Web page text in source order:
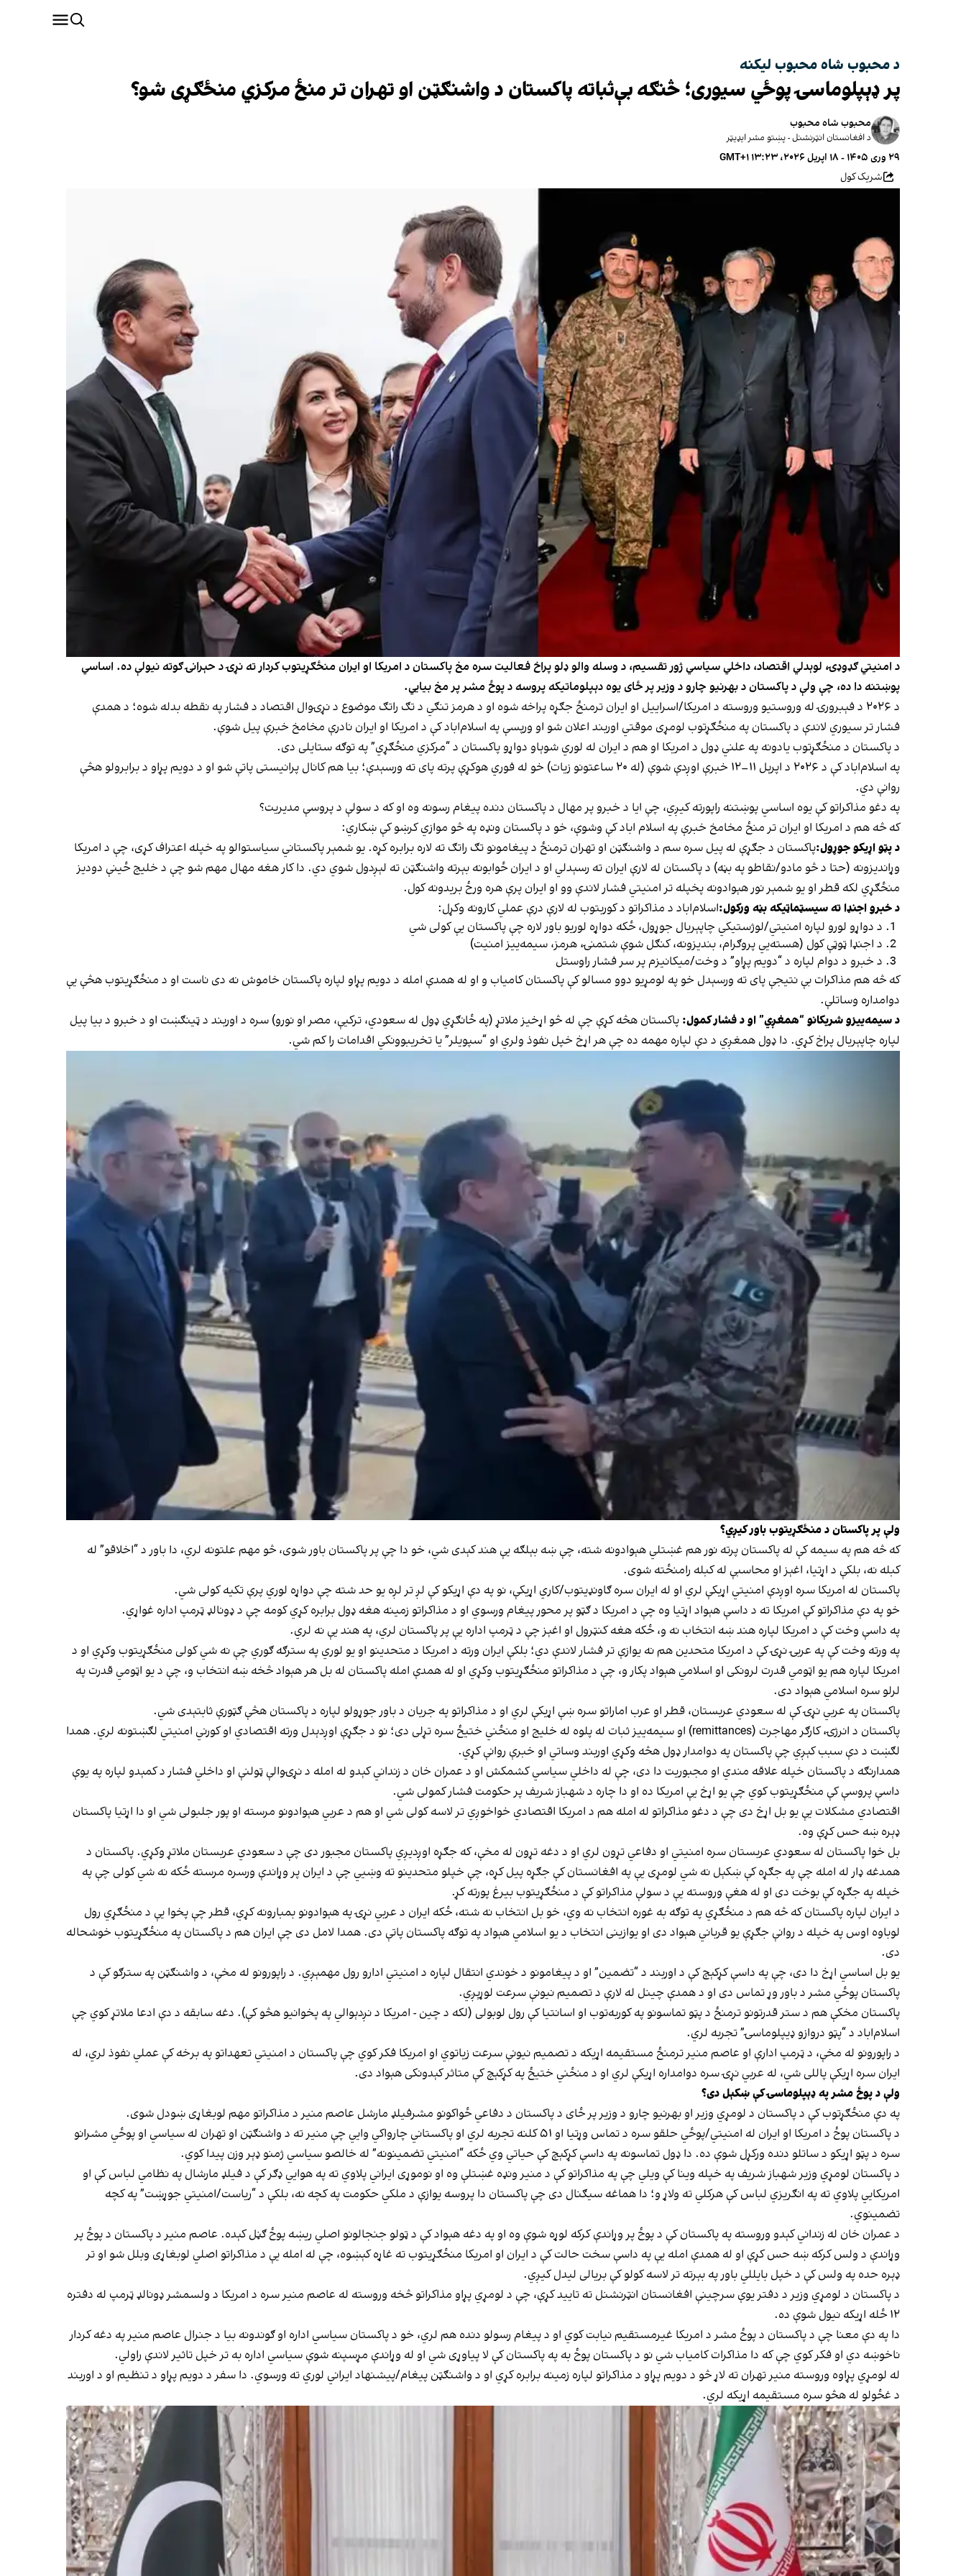
د محبوب شاه محبوب لیکنه
پر ډېپلوماسۍ پوځي سیوری؛ څنګه بې‌ثباته پاکستان د واشنګټن او تهران تر منځ مرکزي منځګړی شو؟
محبوب‌ شاه محبوب
د افغانستان انټرنشنل - پښتو مشر ایډیټر
۲۹ وری ۱۴۰۵ - ۱۸ اپریل ۲۰۲۶، ۱۳:۲۳ GMT+۱
شریک کول
د امنیتي ګډوډۍ، لوېدلي اقتصاد، داخلي سیاسي ژور تقسیم، د وسله والو ډلو پراخ فعالیت سره مخ پاکستان د امریکا او ایران منځګړیتوب کردار ته نړۍ د حېرانۍ ګوته نیولې ده. اساسي
پوښتنه دا ده، چې ولې د پاکستان د بهرنیو چارو د وزیر پر ځای یوه دېپلوماتیکه پروسه د پوځ مشر پر مخ بیايي.
د ۲۰۲۶ د فېبرورۍ له وروستیو وروسته د امریکا/اسراییل او ایران ترمنځ جګړه پراخه شوه او د هرمز تنګي د تګ راتګ موضوع د نړۍوال اقتصاد د فشار په نقطه بدله شوه؛ د همدې
فشار تر سیوري لاندې د پاکستان په منځګړتوب لومړی موقتي اوربند اعلان شو او ورپسې په اسلام‌اباد کې د امریکا او ایران نادرې مخامخ خبرې پیل شوې.
د پاکستان د منځګړتوب یادونه په علني ډول د امریکا او هم د ایران له لوري شوېاو دواړو پاکستان د “مرکزي منځګړي” په توګه ستایلی دی.
په اسلام‌اباد کې د ۲۰۲۶ د اپرېل ۱۱–۱۲ خبرې اوږدې شوې (له ۲۰ ساعتونو زیات) خو له فوري هوکړې پرته پای ته ورسېدې؛ بیا هم کانال پرانیستی پاتې شو او د دویم پړاو د برابرولو هڅې
روانې دي.
په دغو مذاکراتو کې یوه اساسي پوښتنه راپورته کیږي، چې ایا د خبرو پر مهال د پاکستان دنده پیغام رسونه وه او که د سولې د پروسې مدیریت؟
که څه هم د امریکا او ایران تر منځ مخامخ خبرې په اسلام اباد کې وشوې، خو د پاکستان ونډه په څو موازي کرښو کې ښکاري:
د پټو اړیکو جوړول:پاکستان د جګړې له پيل سره سم د واشنګټن او تهران ترمنځ د پیغامونو تګ راتګ ته لاره برابره کړه. یو شمېر پاکستاني سیاستوالو په خپله اعتراف کړی، چې د امریکا
وړاندیزونه (حتا د څو مادو/نقاطو په بڼه) د پاکستان له لارې ایران ته رسېدلي او د ایران ځوابونه بېرته واشنګټن ته لېږدول شوي دي. دا کار هغه مهال مهم شو چې د خلیج ځینې دودیز
منځګړي لکه قطر او یو شمېر نور هېوادونه پخپله تر امنیتي فشار لاندې وو او ایران پرې هره ورځ بریدونه کول.
د خبرو اجنډا ته سیسټماټیکه بڼه ورکول:اسلام‌اباد د مذاکراتو د کوربتوب له لارې درې عملي کارونه وکړل:
د دواړو لورو لپاره امنیتي/لوژستیکي چاپېریال جوړول، ځکه دواړه لوریو باور لاره چې پاکستان یې کولی شي
د اجنډا ټوټې کول (هسته‌یي پروګرام، بندیزونه، کنګل شوې شتمنۍ، هرمز، سیمه‌ییز امنیت)
د خبرو د دوام لپاره د “دویم پړاو” د وخت/میکانیزم پر سر فشار راوستل
که څه هم مذاکرات بې نتیجې پای ته ورسېدل خو په لومړیو دوو مسالو کې پاکستان کامیاب و او له همدې امله د دویم پړاو لپاره پاکستان خاموش نه دی ناست او د منځګړیتوب هڅې یې
دوامداره وساتلې.
د سیمه‌ییزو شریکانو “همغږي” او د فشار کمول: پاکستان هڅه کړې چې له څو اړخیز ملاتړ (په ځانګړي ډول له سعودي، ترکیې، مصر او نورو) سره د اوربند د ټینګښت او د خبرو د بیا پیل
لپاره چاپېریال پراخ کړي. دا ډول همغږي د دې لپاره مهمه ده چې هر اړخ خپل نفوذ ولري او “سپویلر” یا تخریبوونکي اقدامات را کم شي.
ولې پر پاکستان د منځګړیتوب باور کیږي؟
که څه هم په سیمه کې له پاکستان پرته نور هم غښتلي هېوادونه شته، چې ښه بېلګه یې هند کېدی شي، خو دا چې پر پاکستان باور شوی، څو مهم علتونه لري، دا باور د “اخلاقو” له
کبله نه، بلکې د اړتیا، اغېز او محاسبې له کبله رامنځته شوی.
پاکستان له امریکا سره اوږدې امنیتي اړیکې لري او له ایران سره ګاونډیتوب/کاري اړیکې، نو په دې اړیکو کې لږ تر لږه یو حد شته چې دواړه لوري پرې تکیه کولی شي.
خو په دې مذاکراتو کې امریکا ته د داسې هېواد اړتیا وه چې د امریکا د ګټو پر محور پیغام ورسوي او د مذاکراتو زمینه هغه ډول برابره کړي کومه چې د ډونالډ ټرمپ اداره غواړي.
په داسې وخت کې د امریکا لپاره هند ښه انتخاب نه و، ځکه هغه کنټرول او اغېز چې د ټرمپ اداره یې پر پاکستان لري، په هند یې نه لري.
په ورته وخت کې په عربۍ نړۍ کې د امریکا متحدین هم نه یوازې تر فشار لاندې دي؛ بلکې ایران ورته د امریکا د متحدینو او یو لوري په سترګه ګوري چې نه شي کولی منځګړیتوب وکړي او د
امریکا لپاره هم یو اټومي قدرت لرونکی او اسلامي هېواد پکار و، چې د مذاکراتو منځګړیتوب وکړي او له همدې امله پاکستان له بل هر هېواد څخه ښه انتخاب و، چې د یو اټومي قدرت په
لرلو سره اسلامي هېواد دی.
پاکستان په عربي نړۍ کې له سعودي عربستان، قطر او عرب اماراتو سره ښې اړیکې لري او د مذاکراتو په جریان د باور جوړولو لپاره د پاکستان هڅې ګټورې ثابتېدی شي.
پاکستان د انرژۍ، کارګر مهاجرت (remittances) او سیمه‌ییز ثبات له پلوه له خلیج او منځني ختیځ سره تړلی دی؛ نو د جګړې اوږدېدل ورته اقتصادي او کورني امنیتي لګښتونه لري. همدا
لګښت د دې سبب کېږي چې پاکستان په دوامدار ډول هڅه وکړي اوربند وساتي او خبرې روانې کړي.
همدارنګه د پاکستان خپله علاقه مندي او مجبوریت دا دی، چې له داخلي سیاسي کشمکش او د عمران خان د زنداني کېدو له امله د نړۍوالې ټولنې او داخلي فشار د کمېدو لپاره په یوې
داسې پروسې کې منځګړیتوب کوي چې یو اړخ یې امریکا ده او دا چاره د شهباز شریف پر حکومت فشار کمولی شي.
اقتصادي مشکلات یې یو بل اړخ دی چې د دغو مذاکراتو له امله هم د امریکا اقتصادي خواخوږي تر لاسه کولی شي او هم د عربي هېوادونو مرسته او پور جلبولی شي او دا اړتیا پاکستان
ډېره ښه حس کړې وه.
بل خوا پاکستان له سعودي عربستان سره امنیتي او دفاعي تړون لري او د دغه تړون له مخې، که جګړه اوږدیږي پاکستان مجبور دی چې د سعودي عربستان ملاتړ وکړي. پاکستان د
همدغه ډار له امله چې په جګړه کې ښکېل نه شي لومړی یې په افغانستان کې جګړه پیل کړه، چې خپلو متحدینو ته وښيي چې د ایران پر وړاندې ورسره مرسته ځکه نه شي کولی چې په
خپله په جګړه کې بوخت دی او له هغې وروسته یې د سولې مذاکراتو کې د منځګړیتوب بیرغ پورته کړ.
د ایران لپاره پاکستان که څه هم د منځګړي په توګه به غوره انتخاب نه وي، خو بل انتخاب نه شته، ځکه ایران د عربي نړۍ په هېوادونو بمبارونه کړي، قطر چې پخوا یې د منځګړي رول
لوباوه اوس په خپله د روانې جګړې یو قرباني هېواد دی او یوازینی انتخاب د یو اسلامي هېواد په توګه پاکستان پاتې دی. همدا لامل دی چې ایران هم د پاکستان په منځګړیتوب خوشحاله
دی.
یو بل اساسي اړخ دا دی، چې په داسې کړکېچ کې د اوربند د “تضمین” او د پیغامونو د خوندي انتقال لپاره د امنیتي ادارو رول مهمېږي. د راپورونو له مخې، د واشنګټن په سترګو کې د
پاکستان پوځي مشر د باور وړ تماس دی او د همدې چینل له لارې د تصمیم نیونې سرعت لوړېږي.
پاکستان مخکې هم د ستر قدرتونو ترمنځ د پټو تماسونو په کوربه‌توب او اسانتیا کې رول لوبولی (لکه د چین - امریکا د نږدېوالي په پخوانیو هڅو کې). دغه سابقه د دې ادعا ملاتړ کوي چې
اسلام‌اباد د “پټو دروازو ډیپلوماسۍ” تجربه لري.
د راپورونو له مخې، د ټرمپ ادارې او عاصم منیر ترمنځ مستقیمه اړیکه د تصمیم نیونې سرعت زیاتوي او امریکا فکر کوي چې پاکستان د امنیتي تعهداتو په برخه کې عملي نفوذ لري، له
ایران سره اړیکې پاللی شي، له عربي نړۍ سره دوامداره اړیکې لري او د منځني ختیځ په کړکېچ کې متاثر کېدونکی هېواد دی.
ولې د پوځ مشر په ډېپلوماسۍ کې ښکېل دی؟
په دې منځګړتوب کې د پاکستان د لومړي وزیر او بهرنیو چارو د وزیر پر ځای د پاکستان د دفاعي ځواکونو مشرفیلډ مارشل عاصم منیر د مذاکراتو مهم لوبغاړی ښودل شوی.
د پاکستان پوځ د امریکا او ایران له امنیتي/پوځي حلقو سره د تماس وړتیا او ۵۱ کلنه تجربه لري او پاکستاني چارواکي وايي چې منیر ته د واشنګټن او تهران له سیاسي او پوځي مشرانو
سره د پټو اړیکو د ساتلو دنده ورکړل شوې ده. دا ډول تماسونه په داسې کړکېچ کې حیاتي وي ځکه “امنیتي تضمینونه” له خالصو سیاسي ژمنو ډېر وزن پیدا کوي.
د پاکستان لومړي وزیر شهباز شریف په خپله وینا کې ویلي چې په مذاکراتو کې د منیر ونډه غښتلې وه او نوموړی ایراني پلاوي ته په هوايي ډګر کې د فیلډ مارشال په نظامي لباس کې او
امریکايي پلاوي ته په انګریزي لباس کې هرکلي ته ولاړ و؛ دا هماغه سیګنال دی چې پاکستان دا پروسه یوازې د ملکي حکومت په کچه نه، بلکې د “ریاست/امنیتي جوړښت” په کچه
تضمینوي.
د عمران خان له زنداني کېدو وروسته په پاکستان کې د پوځ پر وړاندې کرکه لوړه شوې وه او په دغه هېواد کې د ټولو جنجالونو اصلي ریښه پوځ ګڼل کېده. عاصم منیر د پاکستان د پوځ پر
وړاندې د ولس کرکه ښه حس کړې او له همدې امله یې په داسې سخت حالت کې د ایران او امریکا منځګړیتوب ته غاړه کېښوه، چې له امله یې د مذاکراتو اصلي لوبغاړی وبلل شو او تر
ډېره حده په ولس کې د خپل بایللي باور په بېرته تر لاسه کولو کې بریالی لیدل کیږي.
د پاکستان د لومړي وزیر د دفتر یوې سرچینې افغانستان انټرنشنل ته تایید کړې، چې د لومړي پړاو مذاکراتو څخه وروسته له عاصم منیر سره د امریکا د ولسمشر ډونالډ ټرمپ له دفتره
۱۲ ځله اړیکه نیول شوې ده.
دا په دې معنا چې د پاکستان د پوځ مشر د امریکا غیرمستقیم نیابت کوي او د پیغام رسولو دنده هم لري، خو د پاکستان سیاسي اداره او ګوندونه بیا د جنرال عاصم منیر په دغه کردار
ناخوښه دي او فکر کوي چې که دا مذاکرات کامیاب شي نو د پاکستان پوځ به په پاکستان کې لا پیاوړی شي او له وړاندې مړسپنه شوې سیاسي اداره به تر خپل تاثیر لاندې راولي.
له لومړي پړاوه وروسته منیر تهران ته لاړ څو د دویم پړاو د مذاکراتو لپاره زمینه برابره کړي او د واشنګټن پیغام/پیشنهاد ایراني لوري ته ورسوي. دا سفر د دویم پړاو د تنظیم او د اوربند
د غځولو له هڅو سره مستقیمه اړیکه لري.